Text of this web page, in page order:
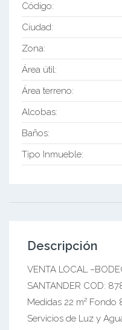
Código:
Ciudad:
Zona:
Área útil:
Área terreno:
Alcobas:
Baños:
Tipo Inmueble:
Descripción
VENTA LOCAL
SANTANDER COD:
Medidas 22 m² Fondo
Servicios de Luz y